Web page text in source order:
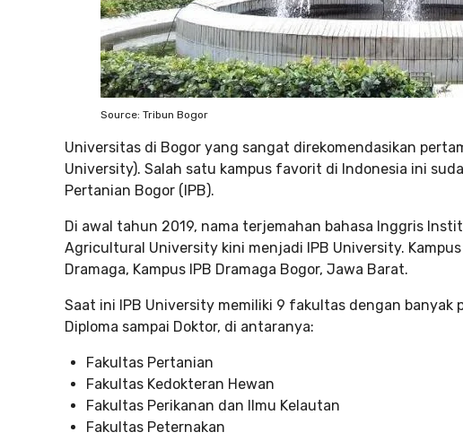
Source: Tribun Bogor
Universitas di Bogor yang sangat direkomendasikan
University). Salah satu kampus favorit di Indonesia ini
Pertanian Bogor (IPB).
Di awal tahun 2019, nama terjemahan bahasa Inggris
Agricultural University kini menjadi IPB University.
Dramaga, Kampus IPB Dramaga Bogor, Jawa Barat.
Saat ini IPB University memiliki 9 fakultas dengan banyak
Diploma sampai Doktor, di antaranya:
Fakultas Pertanian
Fakultas Kedokteran Hewan
Fakultas Perikanan dan Ilmu Kelautan
Fakultas Peternakan